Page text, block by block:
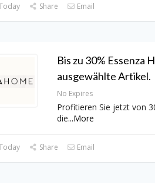
Share Email
Bis zu 30% Essenza
ausgewählte Artikel.
No Expires
Profitieren Sie jetzt von
die...More
Share Email